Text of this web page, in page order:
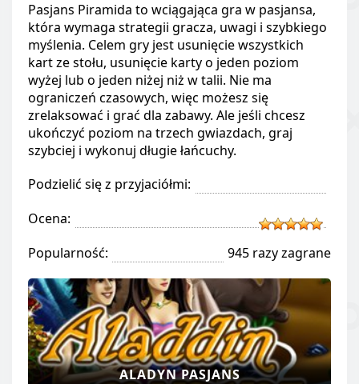
Pasjans Piramida to wciągająca gra w pasjansa,
która wymaga strategii gracza, uwagi i szybkiego
myślenia. Celem gry jest usunięcie wszystkich
kart ze stołu, usunięcie karty o jeden poziom
wyżej lub o jeden niżej niż w talii. Nie ma
ograniczeń czasowych, więc możesz się
zrelaksować i grać dla zabawy. Ale jeśli chcesz
ukończyć poziom na trzech gwiazdach, graj
szybciej i wykonuj długie łańcuchy.
Podzielić się z przyjaciółmi:
Ocena:
Popularność:
945 razy zagrane
ALADYN PASJANS